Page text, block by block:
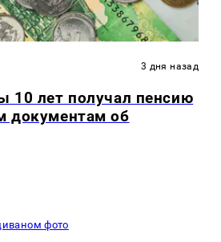
3 дня назад
10 лет получал пенсию
документам об
фото